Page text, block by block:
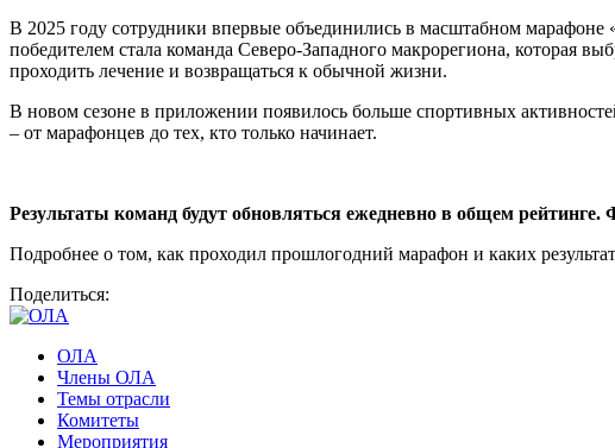
В 2025 году сотрудники впервые объединились в масштабном марафоне
победителем стала команда Северо-Западного макрорегиона, которая
проходить лечение и возвращаться к обычной жизни.
В новом сезоне в приложении появилось больше спортивных
– от марафонцев до тех, кто только начинает.
Результаты команд будут обновляться ежедневно в общем
Подробнее о том, как проходил прошлогодний марафон и каких
Поделиться:
ОЛА
Члены ОЛА
Темы отрасли
Комитеты
Мероприятия